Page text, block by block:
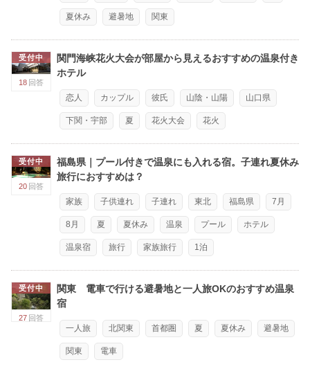
夏休み 避暑地 関東
受付中
18 回答
関門海峡花火大会が部屋から見えるおすすめの温泉付き
ホテル
恋人 カップル 彼氏 山陰・山陽 山口県
下関・宇部 夏 花火大会 花火
受付中
20 回答
福島県｜プール付きで温泉にも入れる宿。子連れ夏休み
旅行におすすめは？
家族 子供連れ 子連れ 東北 福島県 7月
8月 夏 夏休み 温泉 プール ホテル
温泉宿 旅行 家族旅行 1泊
受付中
27 回答
関東 電車で行ける避暑地と一人旅OKのおすすめ温泉
宿
一人旅 北関東 首都圏 夏 夏休み 避暑地
関東 電車